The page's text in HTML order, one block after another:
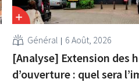
Général 6 Août, 2026
[Analyse] Extension des
d’ouverture : quel sera